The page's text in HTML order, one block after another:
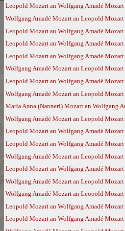
Leopold Mozart an Wolfgang Amadé
Wolfgang Amadé Mozart an Leopold
Leopold Mozart an Wolfgang Amadé
Leopold Mozart an Wolfgang Amadé
Leopold Mozart an Wolfgang Amadé
Wolfgang Amadé Mozart an Leopold
Leopold Mozart an Wolfgang Amadé
Wolfgang Amadé Mozart an Leopold
Maria Anna (Nannerl) Mozart an Wolfgang
Wolfgang Amadé Mozart an Leopold
Leopold Mozart an Wolfgang Amadé
Leopold Mozart an Wolfgang Amadé
Wolfgang Amadé Mozart an Leopold
Leopold Mozart an Wolfgang Amadé
Wolfgang Amadé Mozart an Leopold
Wolfgang Amadé Mozart an Leopold
Leopold Mozart an Wolfgang Amadé
Leopold Mozart an Wolfgang Amadé